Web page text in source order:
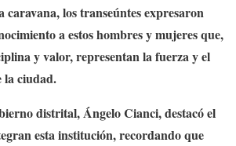
caravana, los transeúntes expresaron
a estos hombres y mujeres que,
y valor, representan la fuerza y el
la ciudad.
distrital, Ángelo Cianci, destacó el
esta institución, recordando que